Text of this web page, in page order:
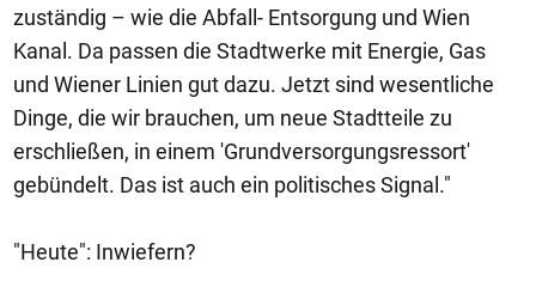
zuständig – wie die Abfall- Entsorgung und Wien
Kanal. Da passen die Stadtwerke mit Energie, Gas
und Wiener Linien gut dazu. Jetzt sind wesentliche
Dinge, die wir brauchen, um neue Stadtteile zu
erschließen, in einem 'Grundversorgungsressort'
gebündelt. Das ist auch ein politisches Signal."
"Heute": Inwiefern?